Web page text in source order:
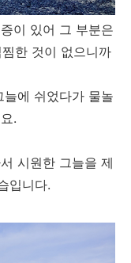
이 있어 그 부분은
한 것이 없으니까
에 쉬었다가 물놀
.
시원한 그늘을 제
입니다.